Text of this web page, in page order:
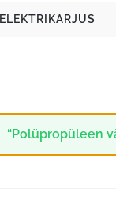
ELEKTRIKARJUS
“Polüpropüleen